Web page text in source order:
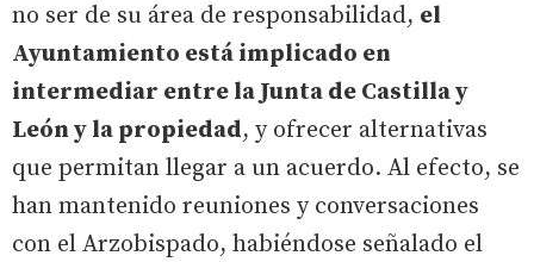
no ser de su área de responsabilidad, el
Ayuntamiento está implicado en
intermediar entre la Junta de Castilla y
León y la propiedad, y ofrecer alternativas
que permitan llegar a un acuerdo. Al efecto, se
han mantenido reuniones y conversaciones
con el Arzobispado, habiéndose señalado el